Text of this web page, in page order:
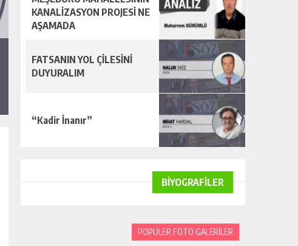
KANALİZASYON PROJESİ NE
AŞAMADA
FATSANIN YOL ÇİLESİNİ
DUYURALIM
“Kadir İnanır”
BİYOGRAFİLER
POPÜLER FOTO GALERİLER